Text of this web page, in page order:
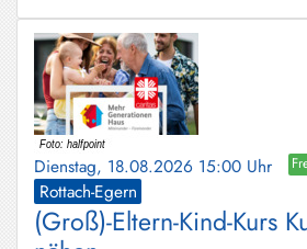
Dienstag, 18.08.2026 15:00 Uhr
Rottach-Egern
(Groß)-Eltern-Kind-Kurs